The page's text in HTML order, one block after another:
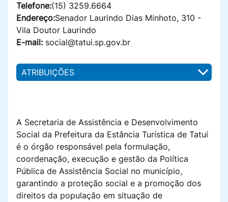
Telefone:(15) 3259.6664
Endereço:Senador Laurindo Dias Minhoto, 310 -
Vila Doutor Laurindo
E-mail: social@tatui.sp.gov.br
ATRIBUIÇÕES
A Secretaria de Assistência e Desenvolvimento
Social da Prefeitura da Estância Turística de Tatuí
é o órgão responsável pela formulação,
coordenação, execução e gestão da Política
Pública de Assistência Social no município,
garantindo a proteção social e a promoção dos
direitos da população em situação de